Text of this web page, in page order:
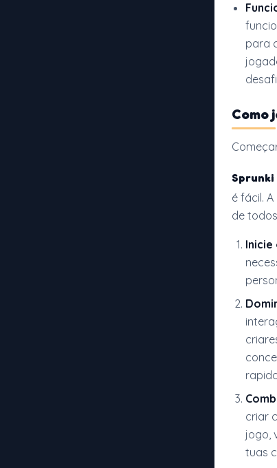
para
Como
Sprunki
é fácil.
de
Inicie
criar
jogo,
tuas